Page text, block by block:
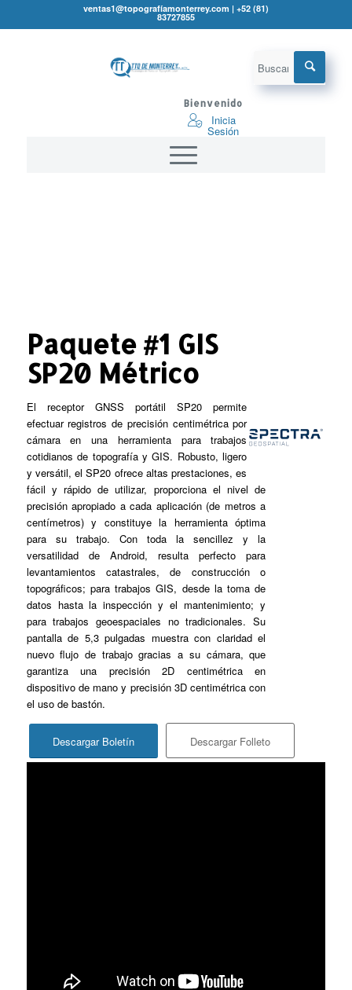
ventas1@topografíamonterrey.com | +52 (81)
83727855
Bienvenido
Inicia
Sesión
Paquete #1 GIS
SP20 Métrico
El receptor GNSS portátil SP20 permite
efectuar registros de precisión centimétrica por
cámara en una herramienta para trabajos
cotidianos de topografía y GIS. Robusto, ligero
y versátil, el SP20 ofrece altas prestaciones, es
fácil y rápido de utilizar, proporciona el nivel de
precisión apropiado a cada aplicación (de metros a
centímetros) y constituye la herramienta óptima
para su trabajo. Con toda la sencillez y la
versatilidad de Android, resulta perfecto para
levantamientos catastrales, de construcción o
topográficos; para trabajos GIS, desde la toma de
datos hasta la inspección y el mantenimiento; y
para trabajos geoespaciales no tradicionales. Su
pantalla de 5,3 pulgadas muestra con claridad el
nuevo flujo de trabajo gracias a su cámara, que
garantiza una precisión 2D centimétrica en
dispositivo de mano y precisión 3D centimétrica con
el uso de bastón.
Descargar Boletín Descargar Folleto